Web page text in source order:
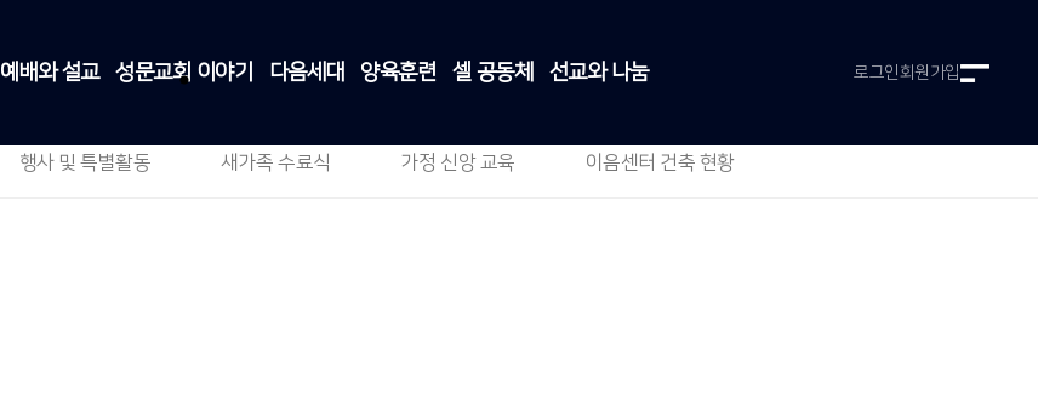
예배와 설교 성문교회 이야기 다음세대 양육훈련 셀 공동체 선교와 나눔 로그인회원가입
행사 및 특별활동 새가족 수료식 가정 신앙 교육 이음센터 건축 현황